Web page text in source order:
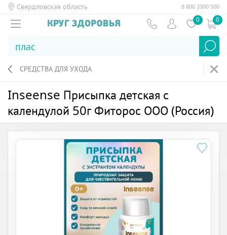
Свердловская область 8 800 2000 500
0 0
СРЕДСТВА ДЛЯ УХОДА
Inseense Присыпка детская с
календулой 50г Фиторос ООО (Россия)